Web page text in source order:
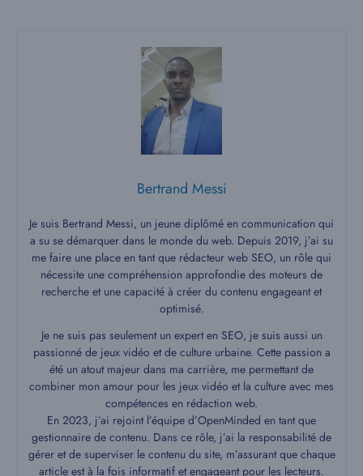
Bertrand Messi
Je suis Bertrand Messi, un jeune diplômé en communication qui
a su se démarquer dans le monde du web. Depuis 2019, j’ai su
me faire une place en tant que rédacteur web SEO, un rôle qui
nécessite une compréhension approfondie des moteurs de
recherche et une capacité à créer du contenu engageant et
optimisé.
Je ne suis pas seulement un expert en SEO, je suis aussi un
passionné de jeux vidéo et de culture urbaine. Cette passion a
été un atout majeur dans ma carrière, me permettant de
combiner mon amour pour les jeux vidéo et la culture avec mes
compétences en rédaction web.
En 2023, j’ai rejoint l’équipe d’OpenMinded en tant que
gestionnaire de contenu. Dans ce rôle, j’ai la responsabilité de
gérer et de superviser le contenu du site, m’assurant que chaque
article est à la fois informatif et engageant pour les lecteurs.